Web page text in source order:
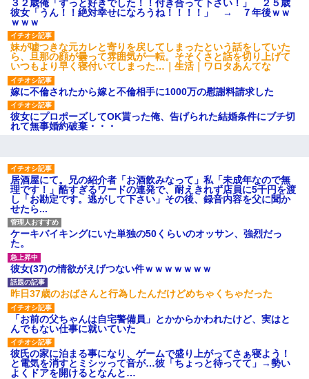
【愕然】白のクラウン俺氏、
高速道路左車線を制限速度で走
った結果wwwwwwwwwwww
百年の恋12-899 食べた量を
張り合ってくる
【悲報】佐藤輝明・・・２軍
でも盛大にやらかす←あまり悲
しませないでくれ
３２歳俺「ずっと好きでした！！付き合って下さい！」 ２５歳
彼女「うん！！絶対幸せになろうね！！！！」 → ７年後ｗｗ
ｗｗｗ
妹が嘘つきな元カレと寄りを戻してしまったという話をしていた
ら、旦那の顔が曇って雰囲気が一転。そそくさと話を切り上げて
いつもより早く寝付いてしまった…｜生活｜ワロタあんてな
嫁に不倫されたから嫁と不倫相手に1000万の慰謝料請求した
彼女にプロポーズしてOK貰った俺、告げられた結婚条件にブチ切
れて無事婚約破棄・・・
居酒屋にて。兄の紹介者「お酒飲みなって」私「未成年なので無
理です！」酷すぎるワードの連発で、耐えきれず店員に5千円を渡
し「お勘定です。逃がして下さい」その後、録音内容を父に聞か
せたら...
ケーキバイキングにいた単独の50くらいのオッサン、強烈だっ
た。
彼女(37)の情欲がえげつない件ｗｗｗｗｗｗｗ
昨日37歳のおばさんと行為したんだけどめちゃくちゃだった
「お前の父ちゃんは自宅警備員」とかからかわれたけど、実はと
んでもない仕事に就いていた
彼氏の家に泊まる事になり、ゲームで盛り上がってさぁ寝よう！
と電気を消すとミシッって音が…彼「ちょっと待ってて」→勢い
よくドアを開けるとなんと…